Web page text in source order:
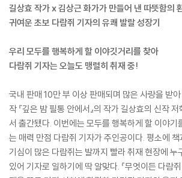
길상효 작가 x 김상근 화가가 만들어 낸 따뜻함의
귀여운 초보 다람쥐 기자의 유쾌 발랄 성장기
우리 모두를 행복하게 할 이야깃거리를 찾아
다람쥐 기자는 오늘도 맹렬히 취재 중!
국내 판매 10만 부 이상 판매되며 많은 사랑을 받
작 『깊은 밤 필통 안에서』의 작가 길상효의 신작
서 출간됐다. 이번에는 모두를 행복하게 할 이야기
는 매력 만점 다람쥐 기자가 주인공이다. 평소에
기심이 많은 다람쥐는 발까지 빨라 취재 현장에 누
있어 기자로 일하기에 딱 알맞다. 『무엇이든 다람